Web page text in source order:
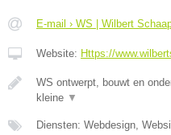
E-mail › WS | Wilbert
Website: Https://
WS ontwerpt, bouwt en
kleine ▼
Diensten: Webdesign,